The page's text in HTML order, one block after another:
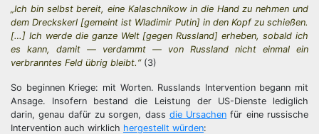
„Ich bin selbst bereit, eine Kalaschnikow in die Hand zu nehmen und
dem Dreckskerl [gemeint ist Wladimir Putin] in den Kopf zu schießen.
[…] Ich werde die ganze Welt [gegen Russland] erheben, sobald ich
es kann, damit — verdammt — von Russland nicht einmal ein
verbranntes Feld übrig bleibt.“(3)
So beginnen Kriege: mit Worten. Russlands Intervention begann mit
Ansage. Insofern bestand die Leistung der US-Dienste lediglich
darin, genau dafür zu sorgen, dass die Ursachen für eine russische
Intervention auch wirklich hergestellt würden: